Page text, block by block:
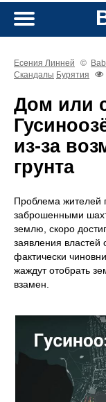
Есения Линней ©
Скандалы Бурятия
Дом или
из-за
грунта
Проблема жителей
заброшенными
землю, скоро
заявления
фактически
жаждут отобрать
взамен.